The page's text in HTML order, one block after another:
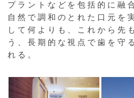
プラントなどを包括的に融
自然で調和のとれた口元を
して何よりも、これから先
う、長期的な視点で歯を守
れる。